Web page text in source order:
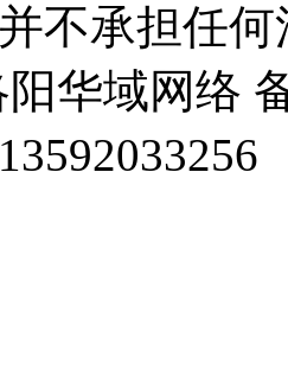
不承担任
阳华域网络